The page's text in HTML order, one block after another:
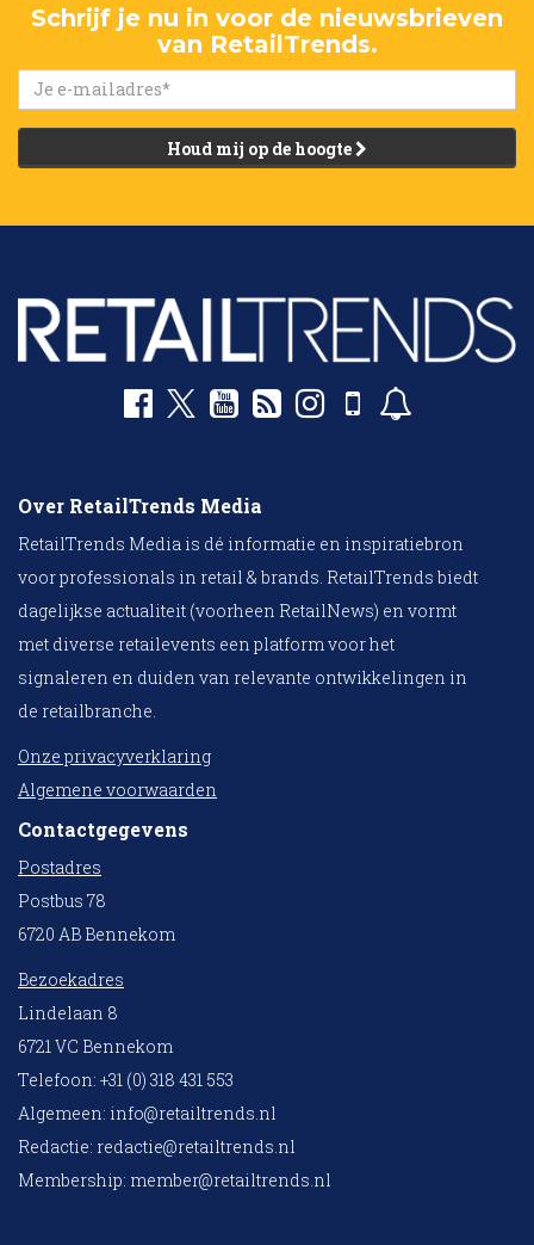
Schrijf je nu in voor de nieuwsbrieven
van RetailTrends.
Houd mij op de hoogte
Over RetailTrends Media
RetailTrends Media is dé informatie en inspiratiebron
voor professionals in retail & brands. RetailTrends biedt
dagelijkse actualiteit (voorheen RetailNews) en vormt
met diverse retailevents een platform voor het
signaleren en duiden van relevante ontwikkelingen in
de retailbranche.
Onze privacyverklaring
Algemene voorwaarden
Contactgegevens
Postadres
Postbus 78
6720 AB Bennekom
Bezoekadres
Lindelaan 8
6721 VC Bennekom
Telefoon: +31 (0) 318 431 553
Algemeen: info@retailtrends.nl
Redactie: redactie@retailtrends.nl
Membership: member@retailtrends.nl